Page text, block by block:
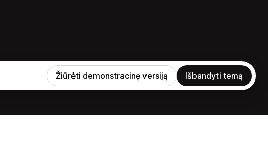
Žiūrėti demonstracinę versiją Išbandyti temą